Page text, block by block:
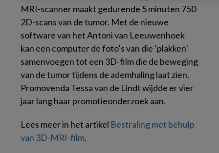
MRI-scanner maakt gedurende 5 minuten 750
2D-scans van de tumor. Met de nieuwe
software van het Antoni van Leeuwenhoek
kan een computer de foto’s van die ‘plakken’
samenvoegen tot een 3D-film die de beweging
van de tumor tijdens de ademhaling laat zien.
Promovenda Tessa van de Lindt wijdde er vier
jaar lang haar promotieonderzoek aan.
Lees meer in het artikel Bestraling met behulp
van 3D-MRI-film.